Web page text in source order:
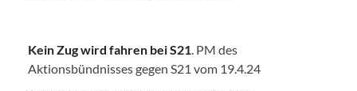
Kein Zug wird fahren bei S21 . PM des
Aktionsbündnisses gegen S21 vom 19.4.24